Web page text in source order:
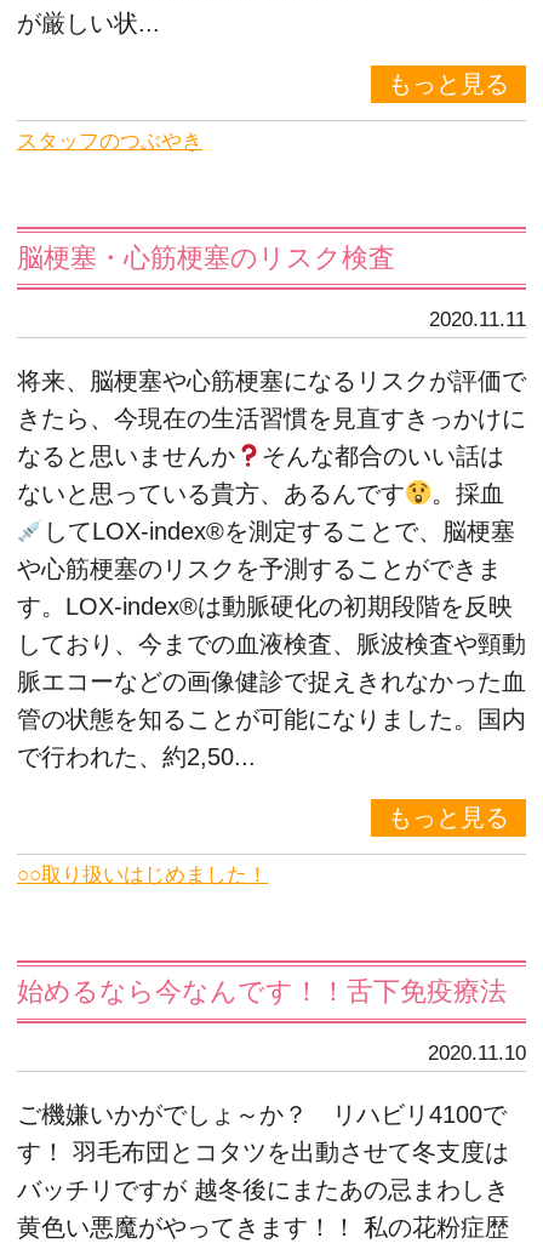
が厳しい状...
もっと見る
スタッフのつぶやき
脳梗塞・心筋梗塞のリスク検査
2020.11.11
将来、脳梗塞や心筋梗塞になるリスクが評価で
きたら、今現在の生活習慣を見直すきっかけに
なると思いませんか
そんな都合のいい話は
ないと思っている貴方、あるんです
。採血
してLOX-index®を測定することで、脳梗塞
や心筋梗塞のリスクを予測することができま
す。LOX-index®は動脈硬化の初期段階を反映
しており、今までの血液検査、脈波検査や頸動
脈エコーなどの画像健診で捉えきれなかった血
管の状態を知ることが可能になりました。国内
で行われた、約2,50...
もっと見る
○○取り扱いはじめました！
始めるなら今なんです！！舌下免疫療法
2020.11.10
ご機嫌いかがでしょ～か？ リハビリ4100で
す！ 羽毛布団とコタツを出動させて冬支度は
バッチリですが 越冬後にまたあの忌まわしき
黄色い悪魔がやってきます！！ 私の花粉症歴